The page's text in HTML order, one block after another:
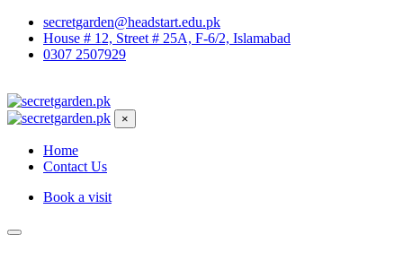
secretgarden@headstart.edu.pk
House # 12, Street # 25A, F-6/2, Islamabad
0307 2507929
×
Home
Contact Us
Book a visit